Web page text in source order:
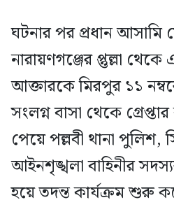
ঘটনার পর প্রধান আসামি
নারায়ণগঞ্জের প্তুল্লা থেকে
আক্তারকে মিরপুর ১১
সংলগ্ন বাসা থেকে
পেয়ে পল্লবী থানা পুলিশ,
আইনশৃঙ্খলা বাহিনীর
হয়ে তদন্ত কার্যক্রম শুরু